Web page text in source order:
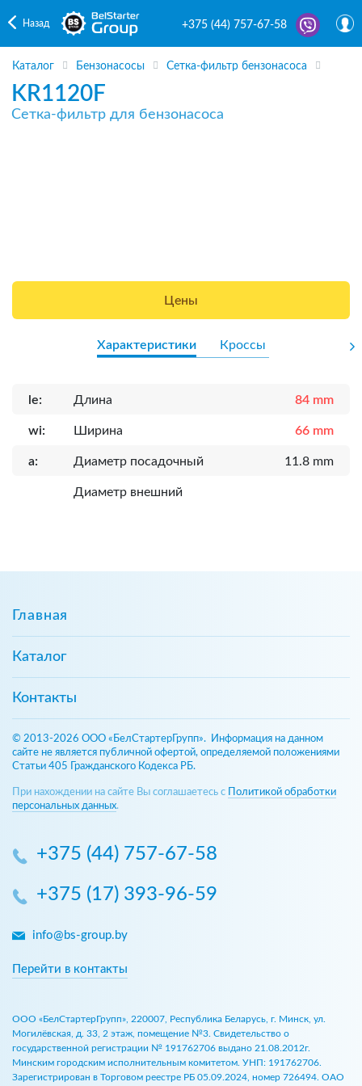
Назад +375 (44) 757-67-58
Каталог Бензонасосы Сетка-фильтр бензонасоса
KR1120F
Сетка-фильтр для бензонасоса
Цены
Характеристики Кроссы
le: Длина 84 mm
wi: Ширина 66 mm
a: Диаметр посадочный 11.8 mm
Диаметр внешний
Главная
Каталог
Контакты
© 2013-2026 ООО «БелСтартерГрупп». Информация на данном
сайте не является публичной офертой, определяемой положениями
Статьи 405 Гражданского Кодекса РБ.
При нахождении на сайте Вы соглашаетесь с
Политикой обработки
персональных данных.
+375 (44) 757-67-58
+375 (17) 393-96-59
info@bs-group.by
Перейти в контакты
ООО «БелСтартерГрупп», 220007, Республика Беларусь, г. Минск, ул.
Могилёвская, д. 33, 2 этаж, помещение №3. Свидетельство о
государственной регистрации № 191762706 выдано 21.08.2012г.
Минским городским исполнительным комитетом. УНП: 191762706.
Зарегистрирован в Торговом реестре РБ 05.09.2024, номер 726494. ОАО